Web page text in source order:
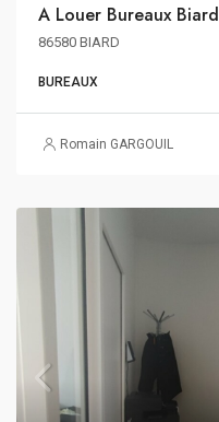
A Louer Bureaux Biard
86580 BIARD
BUREAUX
Romain GARGOUIL